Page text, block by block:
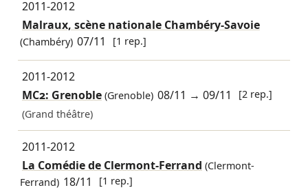
2011-2012
Malraux, scène nationale Chambéry-Savoie
(Chambéry) 07/11 [1 rep.]
2011-2012
MC2: Grenoble(Grenoble) 08/11 →09/11
[2 rep.]
(Grand théâtre)
2011-2012
La Comédie de Clermont-Ferrand (Clermont-
Ferrand) 18/11 [1 rep.]